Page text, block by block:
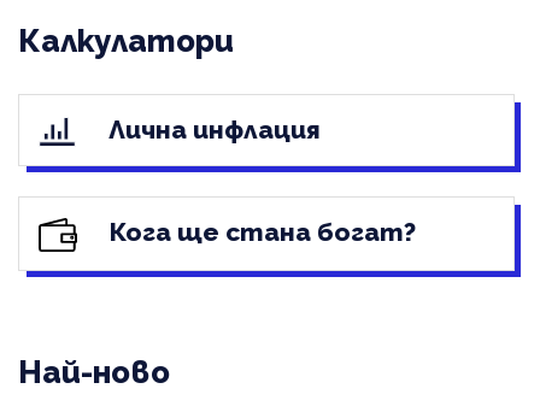
Калкулатори
Лична инфлация
Кога ще стана богат?
Най-ново